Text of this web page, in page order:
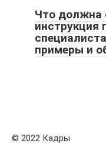
Что должна
инструкция
примеры и
© 2022 Кадры